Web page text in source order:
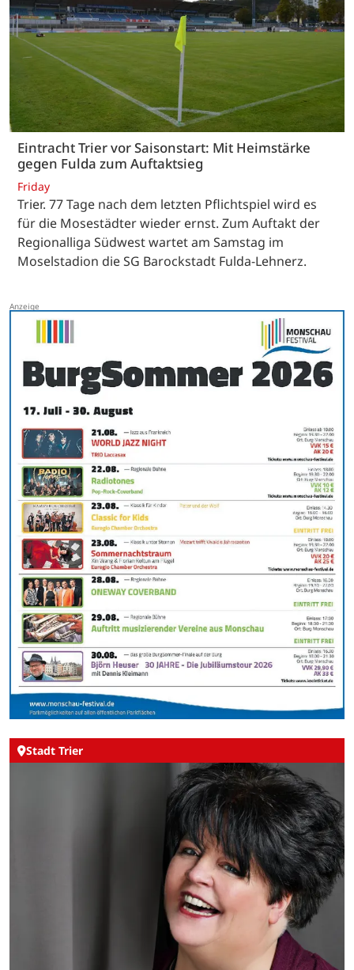
Eintracht Trier vor Saisonstart: Mit Heimstärke
gegen Fulda zum Auftaktsieg
Friday
Trier. 77 Tage nach dem letzten Pflichtspiel wird es
für die Mosestädter wieder ernst. Zum Auftakt der
Regionalliga Südwest wartet am Samstag im
Moselstadion die SG Barockstadt Fulda-Lehnerz.
Stadt Trier